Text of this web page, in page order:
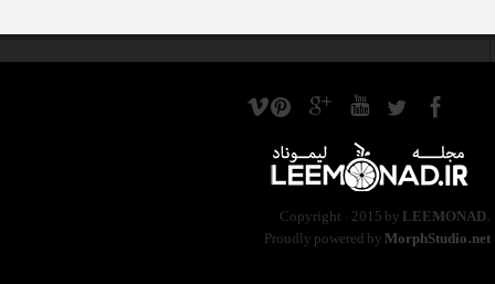
Copyright ©2015 byLEEMONAD.
Proudly powered byMorphStudio.net